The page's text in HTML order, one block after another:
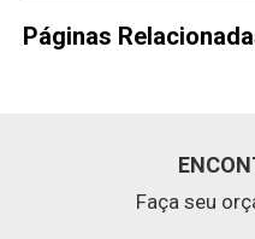
Páginas
Faça seu